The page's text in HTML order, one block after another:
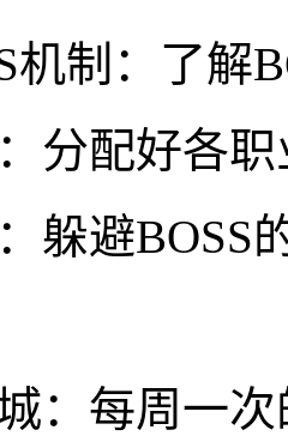
机制：了解
分配好各
躲避BOSS
：每周一